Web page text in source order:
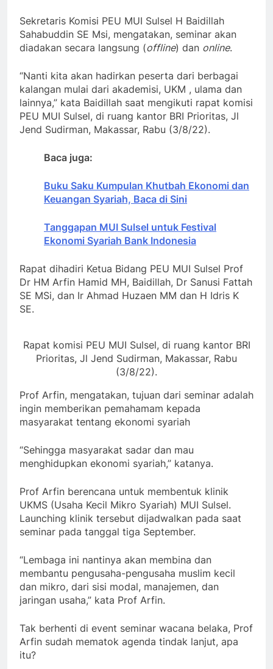
Sekretaris Komisi PEU MUI Sulsel H Baidillah
Sahabuddin SE Msi, mengatakan, seminar akan
diadakan secara langsung (offline) dan online.
“Nanti kita akan hadirkan peserta dari berbagai
kalangan mulai dari akademisi, UKM , ulama dan
lainnya,” kata Baidillah saat mengikuti rapat komisi
PEU MUI Sulsel, di ruang kantor BRI Prioritas, Jl
Jend Sudirman, Makassar, Rabu (3/8/22).
Baca juga:
Buku Saku Kumpulan Khutbah Ekonomi dan
Keuangan Syariah, Baca di Sini
Tanggapan MUI Sulsel untuk Festival
Ekonomi Syariah Bank Indonesia
Rapat dihadiri Ketua Bidang PEU MUI Sulsel Prof
Dr HM Arfin Hamid MH, Baidillah, Dr Sanusi Fattah
SE MSi, dan Ir Ahmad Huzaen MM dan H Idris K
SE.
Rapat komisi PEU MUI Sulsel, di ruang kantor BRI
Prioritas, Jl Jend Sudirman, Makassar, Rabu
(3/8/22).
Prof Arfin, mengatakan, tujuan dari seminar adalah
ingin memberikan pemahamam kepada
masyarakat tentang ekonomi syariah
“Sehingga masyarakat sadar dan mau
menghidupkan ekonomi syariah,” katanya.
Prof Arfin berencana untuk membentuk klinik
UKMS (Usaha Kecil Mikro Syariah) MUI Sulsel.
Launching klinik tersebut dijadwalkan pada saat
seminar pada tanggal tiga September.
“Lembaga ini nantinya akan membina dan
membantu pengusaha-pengusaha muslim kecil
dan mikro, dari sisi modal, manajemen, dan
jaringan usaha,” kata Prof Arfin.
Tak berhenti di event seminar wacana belaka, Prof
Arfin sudah mematok agenda tindak lanjut, apa
itu?